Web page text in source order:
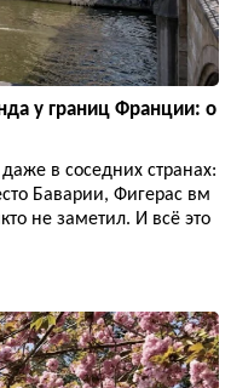
у границ Франции: о
в соседних странах:
Баварии, Фигерас вм
не заметил. И всё это